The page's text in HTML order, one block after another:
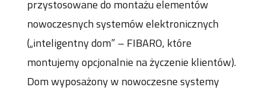
przystosowane do montażu elementów
nowoczesnych systemów elektronicznych
(„inteligentny dom” – FIBARO, które
montujemy opcjonalnie na życzenie klientów).
Dom wyposażony w nowoczesne systemy